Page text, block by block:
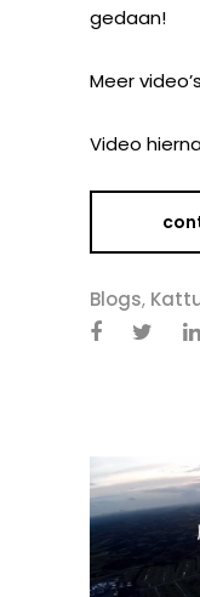
gedaan!
Meer
Video
Blogs,